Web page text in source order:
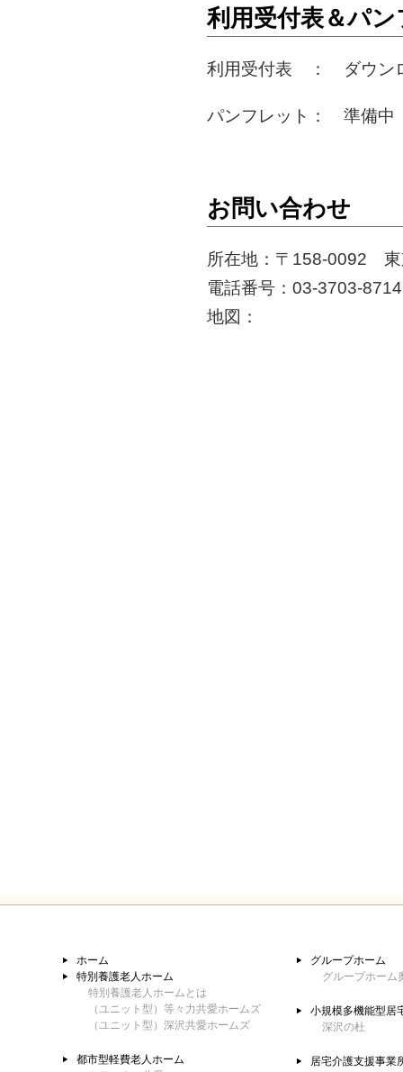
利用受付表＆パ
利用受付表 ： ダウン
パンフレット： 準備中
お問い合わせ
所在地：〒158-0092 東
電話番号：03-3703-8714
地図：
ホーム
特別養護老人ホーム
特別養護老人ホームとは
（ユニット型）等々力共愛ホームズ
（ユニット型）深沢共愛ホームズ
都市型軽費老人ホーム
グループホーム
グループホーム
小規模多機能型居
深沢の杜
居宅介護支援事業